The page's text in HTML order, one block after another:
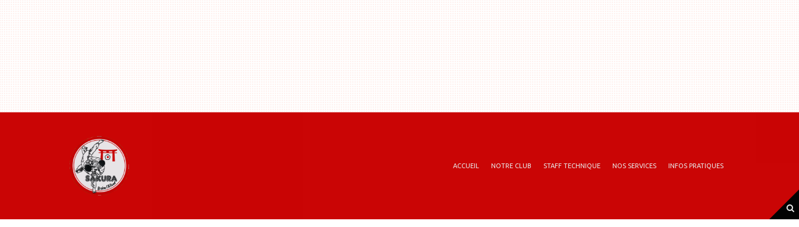
ACCUEIL NOTRE CLUB STAFF TECHNIQUE NOS SERVICES INFOS PRATIQUES